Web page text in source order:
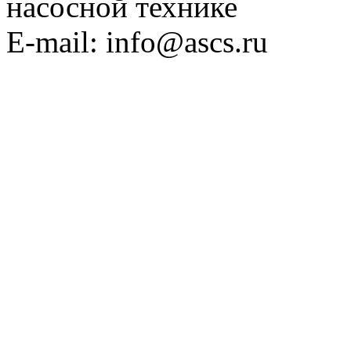
E-mail: info@ascs.ru